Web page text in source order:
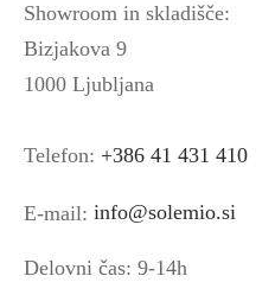
Showroom in skladišče:
Bizjakova 9
1000 Ljubljana
Telefon: +386 41 431 410
E-mail: info@solemio.si
Delovni čas: 9-14h